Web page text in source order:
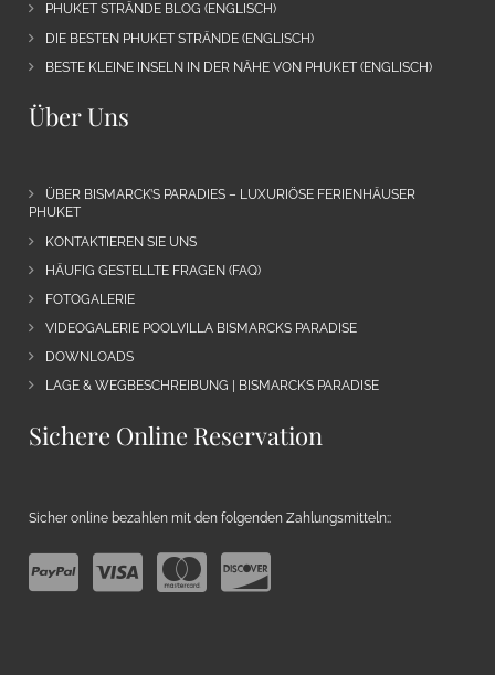
PHUKET STRÄNDE BLOG (ENGLISCH)
DIE BESTEN PHUKET STRÄNDE (ENGLISCH)
BESTE KLEINE INSELN IN DER NÄHE VON PHUKET (ENGLISCH)
Über Uns
ÜBER BISMARCK’S PARADIES – LUXURIÖSE FERIENHÄUSER
PHUKET
KONTAKTIEREN SIE UNS
HÄUFIG GESTELLTE FRAGEN (FAQ)
FOTOGALERIE
VIDEOGALERIE POOLVILLA BISMARCKS PARADISE
DOWNLOADS
LAGE & WEGBESCHREIBUNG | BISMARCKS PARADISE
Sichere Online Reservation
Sicher online bezahlen mit den folgenden Zahlungsmitteln::